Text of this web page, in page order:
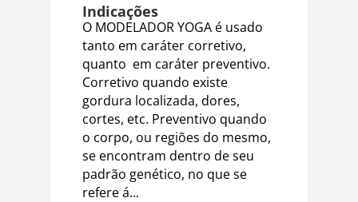
Indicações
O MODELADOR YOGA é usado
tanto em caráter corretivo,
quanto em caráter preventivo.
Corretivo quando existe
gordura localizada, dores,
cortes, etc. Preventivo quando
o corpo, ou regiões do mesmo,
se encontram dentro de seu
padrão genético, no que se
refere á...